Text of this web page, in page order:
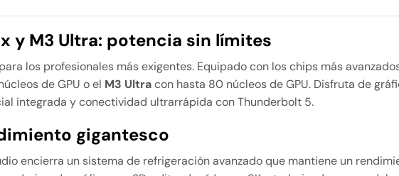
y M3 Ultra: potencia sin límites
los profesionales más exigentes. Equipado con los chips más
de GPU o el M3 Ultracon hasta 80 núcleos de GPU. Disfruta de
integrada y conectividad ultrarrápida con Thunderbolt 5.
gigantesco
encierra un sistema de refrigeración avanzado que mantiene un